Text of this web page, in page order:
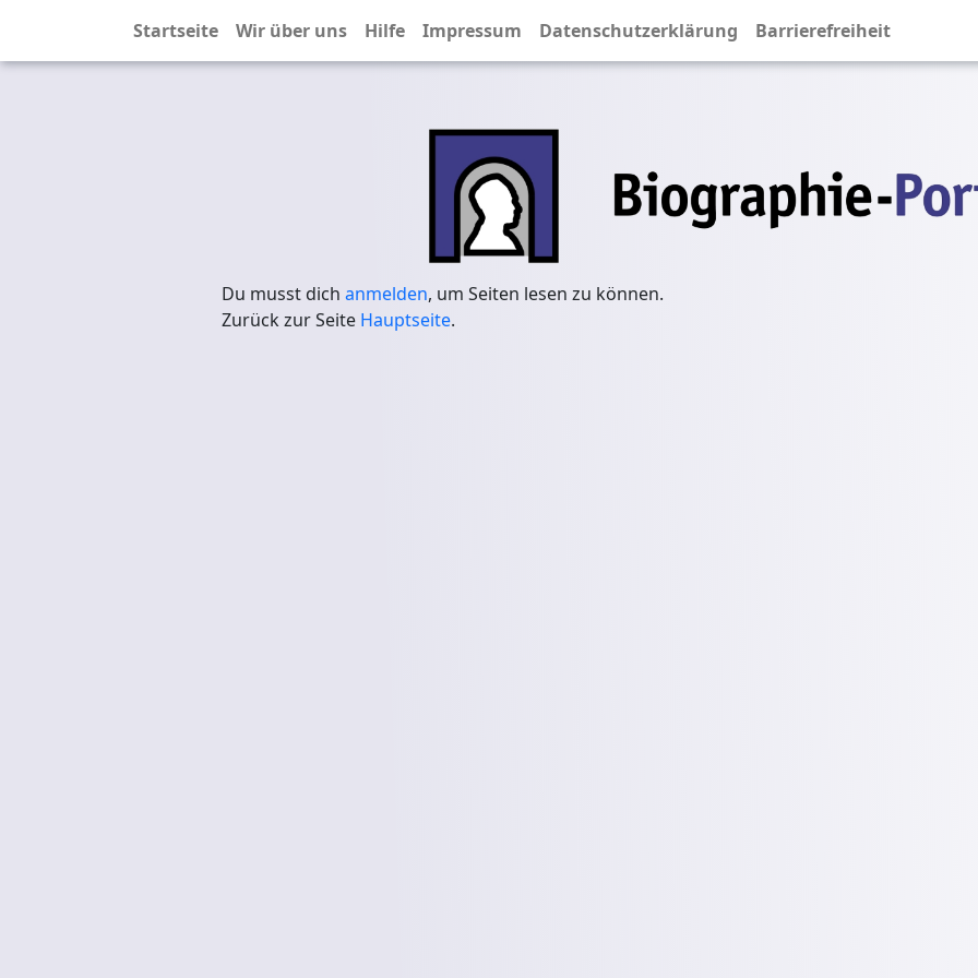
Startseite Wir über uns Hilfe Impressum Datenschutzerklärung Barrierefreiheit
Du musst dich anmelden, um Seiten lesen zu können.
Zurück zur Seite Hauptseite.